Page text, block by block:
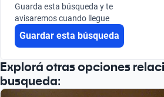
Buscá por versión
Guarda esta búsqueda y te
avisaremos cuando llegue
Guardar esta búsqueda
Explorá otras opciones
busqueda: